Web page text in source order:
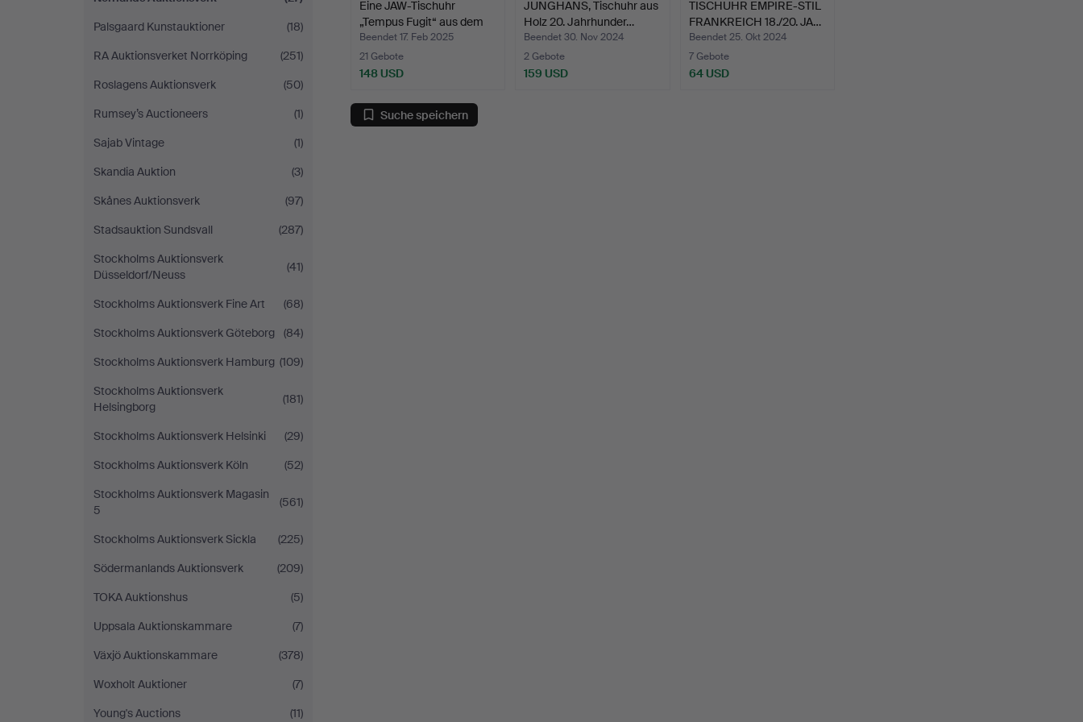
Palsgaard Kunstauktioner
(18)
RA Auktionsverket Norrköping
(251)
Roslagens Auktionsverk
(50)
Rumsey’s Auctioneers
(1)
Sajab Vintage
(1)
Skandia Auktion
(3)
Skånes Auktionsverk
(97)
Stadsauktion Sundsvall
(287)
Stockholms Auktionsverk
Düsseldorf/Neuss
(41)
Stockholms Auktionsverk Fine Art
(68)
Stockholms Auktionsverk Göteborg
(84)
Stockholms Auktionsverk Hamburg (109)
Stockholms Auktionsverk
Helsingborg
(181)
Stockholms Auktionsverk Helsinki
(29)
Stockholms Auktionsverk Köln
(52)
Stockholms Auktionsverk Magasin
5
(561)
Stockholms Auktionsverk Sickla
(225)
Södermanlands Auktionsverk
(209)
TOKA Auktionshus
(5)
Uppsala Auktionskammare
(7)
Växjö Auktionskammare
(378)
Woxholt Auktioner
(7)
Young's Auctions
(11)
Eine JAW-Tischuhr
„Tempus Fugit“ aus dem
2…
Beendet 17. Feb 2025
21 Gebote
148 USD
JUNGHANS, Tischuhr aus
Holz 20. Jahrhunder…
Beendet 30. Nov 2024
2 Gebote
159 USD
TISCHUHR EMPIRE-STIL
FRANKREICH 18./20. JA…
Beendet 25. Okt 2024
7 Gebote
64 USD
Suche speichern